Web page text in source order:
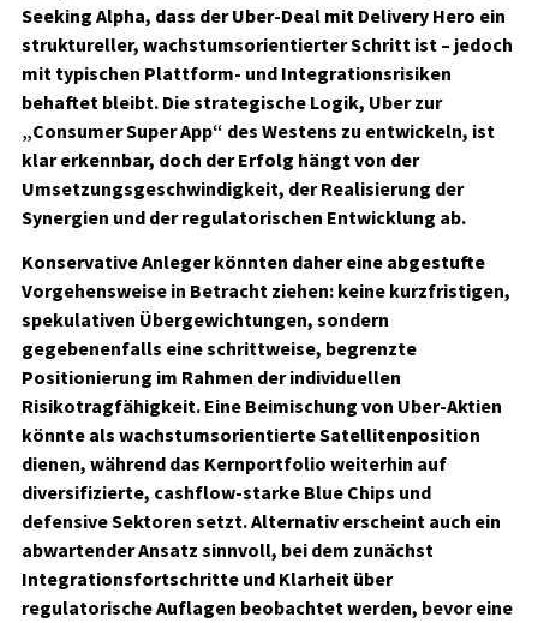
Seeking Alpha, dass der Uber-Deal mit Delivery Hero ein
struktureller, wachstumsorientierter Schritt ist – jedoch
mit typischen Plattform- und Integrationsrisiken
behaftet bleibt. Die strategische Logik, Uber zur
„Consumer Super App“ des Westens zu entwickeln, ist
klar erkennbar, doch der Erfolg hängt von der
Umsetzungsgeschwindigkeit, der Realisierung der
Synergien und der regulatorischen Entwicklung ab.
Konservative Anleger könnten daher eine abgestufte
Vorgehensweise in Betracht ziehen: keine kurzfristigen,
spekulativen Übergewichtungen, sondern
gegebenenfalls eine schrittweise, begrenzte
Positionierung im Rahmen der individuellen
Risikotragfähigkeit. Eine Beimischung von Uber-Aktien
könnte als wachstumsorientierte Satellitenposition
dienen, während das Kernportfolio weiterhin auf
diversifizierte, cashflow-starke Blue Chips und
defensive Sektoren setzt. Alternativ erscheint auch ein
abwartender Ansatz sinnvoll, bei dem zunächst
Integrationsfortschritte und Klarheit über
regulatorische Auflagen beobachtet werden, bevor eine